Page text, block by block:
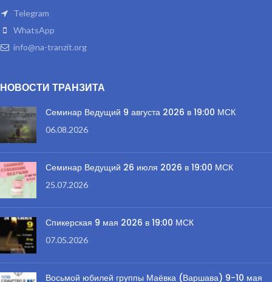
Telegram
WhatsApp
info@na-tranzit.org
НОВОСТИ ТРАНЗИТА
Семинар Ведущий 9 августа 2026 в 19:00 МСК
06.08.2026
Семинар Ведущий 26 июля 2026 в 19:00 МСК
25.07.2026
Спикерская 9 мая 2026 в 19:00 МСК
07.05.2026
Восьмой юбилей группы Маёвка (Варшава) 9-10 мая